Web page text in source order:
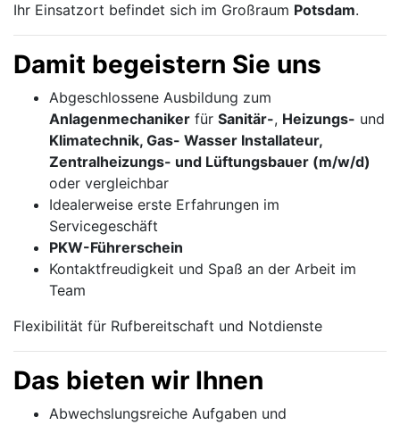
Ihr Einsatzort befindet sich im Großraum Potsdam.
Damit begeistern Sie uns
Abgeschlossene Ausbildung zum
Anlagenmechaniker für Sanitär-, Heizungs- und
Klimatechnik, Gas- Wasser Installateur,
Zentralheizungs- und Lüftungsbauer (m/w/d)
oder vergleichbar
Idealerweise erste Erfahrungen im
Servicegeschäft
PKW-Führerschein
Kontaktfreudigkeit und Spaß an der Arbeit im
Team
Flexibilität für Rufbereitschaft und Notdienste
Das bieten wir Ihnen
Abwechslungsreiche Aufgaben und